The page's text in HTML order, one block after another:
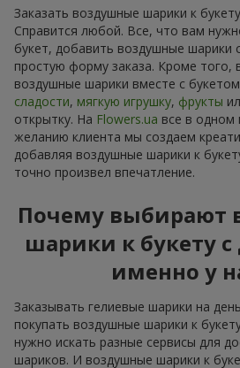
Заказать воздушные шарики к
Справится любой. Все, что вам
букет, добавить воздушные шарики
простую форму заказа. Кроме того,
воздушные шарики вместе с
сладости, мягкую игрушку, фрукты
открытку. На Flowers.ua все в одном
желанию клиента мы создаем
добавляя воздушные шарики к
точно произвел впечатление.
Почему выбирают
шарики к букету с
именно у
Заказывать гелиевые шарики на
покупать воздушные шарики к
нужно искать разные сервисы для
шариков. И воздушные шарики к